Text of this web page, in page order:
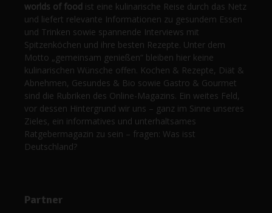
worlds of food ist eine kulinarische Reise durch das Netz
und liefert relevante Informationen zu gesundem Essen
und Trinken sowie spannende Interviews mit
Spitzenköchen und ihre besten Rezepte. Unter dem
Motto „gemeinsam genießen“ bleiben hier keine
kulinarischen Wünsche offen. Kochen & Rezepte, Diät &
Abnehmen, Gesundes & Bio sowie Gastro & Gourmet
sind die Rubriken des Online-Magazins. Ein weites Feld,
vor dessen Hintergrund wir uns – ganz im Sinne unseres
Zieles, ein informatives und unterhaltsames
Ratgebermagazin zu sein – fragen: Was isst
Deutschland?
Partner